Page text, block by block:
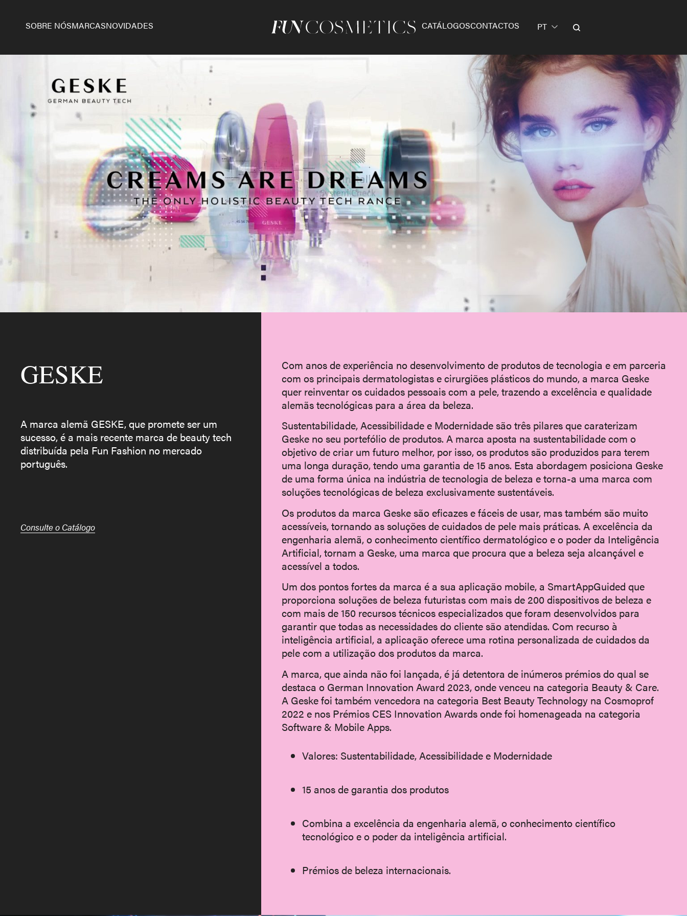
SOBRE NÓSMARCASNOVIDADES CATÁLOGOSCONTACTOS PT
GESKE
A marca alemã GESKE, que promete ser um
sucesso, é a mais recente marca de beauty tech
distribuída pela Fun Fashion no mercado
português.
Consulte o Catálogo
Com anos de experiência no desenvolvimento de produtos de tecnologia e em parceria
com os principais dermatologistas e cirurgiões plásticos do mundo, a marca Geske
quer reinventar os cuidados pessoais com a pele, trazendo a excelência e qualidade
alemãs tecnológicas para a área da beleza.
Sustentabilidade, Acessibilidade e Modernidade são três pilares que caraterizam
Geske no seu portefólio de produtos. A marca aposta na sustentabilidade com o
objetivo de criar um futuro melhor, por isso, os produtos são produzidos para terem
uma longa duração, tendo uma garantia de 15 anos. Esta abordagem posiciona Geske
de uma forma única na indústria de tecnologia de beleza e torna-a uma marca com
soluções tecnológicas de beleza exclusivamente sustentáveis.
Os produtos da marca Geske são eficazes e fáceis de usar, mas também são muito
acessíveis, tornando as soluções de cuidados de pele mais práticas. A excelência da
engenharia alemã, o conhecimento científico dermatológico e o poder da Inteligência
Artificial, tornam a Geske, uma marca que procura que a beleza seja alcançável e
acessível a todos.
Um dos pontos fortes da marca é a sua aplicação mobile, a SmartAppGuided que
proporciona soluções de beleza futuristas com mais de 200 dispositivos de beleza e
com mais de 150 recursos técnicos especializados que foram desenvolvidos para
garantir que todas as necessidades do cliente são atendidas. Com recurso à
inteligência artificial, a aplicação oferece uma rotina personalizada de cuidados da
pele com a utilização dos produtos da marca.
A marca, que ainda não foi lançada, é já detentora de inúmeros prémios do qual se
destaca o German Innovation Award 2023, onde venceu na categoria Beauty & Care.
A Geske foi também vencedora na categoria Best Beauty Technology na Cosmoprof
2022 e nos Prémios CES Innovation Awards onde foi homenageada na categoria
Software & Mobile Apps.
Valores: Sustentabilidade, Acessibilidade e Modernidade
15 anos de garantia dos produtos
Combina a excelência da engenharia alemã, o conhecimento científico
tecnológico e o poder da inteligência artificial.
Prémios de beleza internacionais.